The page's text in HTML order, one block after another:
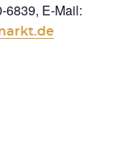
6839, E-Mail: